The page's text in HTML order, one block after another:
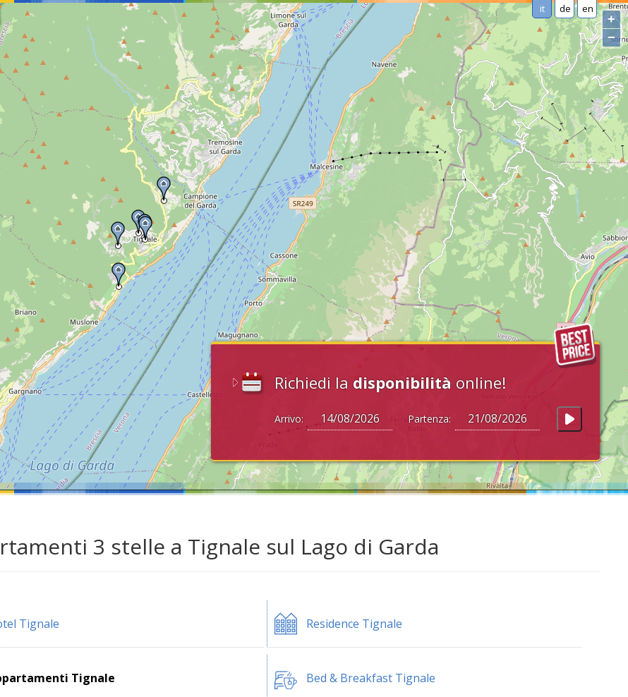
it de en
Richiedi la disponibilità online!
Arrivo: Partenza:
+
−
3 stelle a Tignale sul Lago di Garda
Tignale Residence Tignale
Tignale Bed & Breakfast Tignale